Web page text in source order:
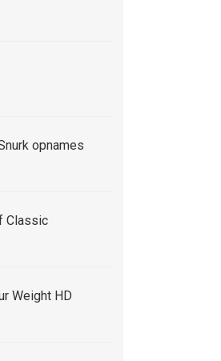
opnames
Classic
Weight HD